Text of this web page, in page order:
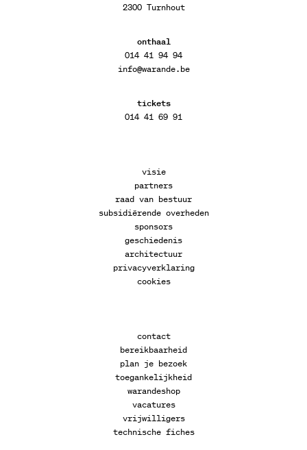
2300 Turnhout
onthaal
014 41 94 94
info@warande.be
tickets
014 41 69 91
visie
partners
raad van bestuur
subsidiërende overheden
sponsors
geschiedenis
architectuur
privacyverklaring
cookies
contact
bereikbaarheid
plan je bezoek
toegankelijkheid
warandeshop
vacatures
vrijwilligers
technische fiches